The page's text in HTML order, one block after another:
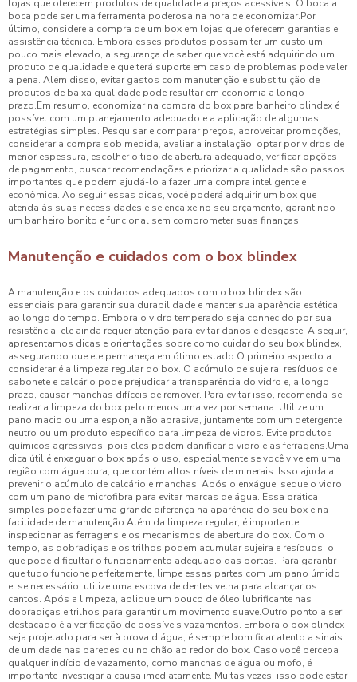
lojas que oferecem produtos de qualidade a preços acessíveis. O boca a
boca pode ser uma ferramenta poderosa na hora de economizar.Por
último, considere a compra de um box em lojas que oferecem garantias e
assistência técnica. Embora esses produtos possam ter um custo um
pouco mais elevado, a segurança de saber que você está adquirindo um
produto de qualidade e que terá suporte em caso de problemas pode valer
a pena. Além disso, evitar gastos com manutenção e substituição de
produtos de baixa qualidade pode resultar em economia a longo
prazo.Em resumo, economizar na compra do box para banheiro blindex é
possível com um planejamento adequado e a aplicação de algumas
estratégias simples. Pesquisar e comparar preços, aproveitar promoções,
considerar a compra sob medida, avaliar a instalação, optar por vidros de
menor espessura, escolher o tipo de abertura adequado, verificar opções
de pagamento, buscar recomendações e priorizar a qualidade são passos
importantes que podem ajudá-lo a fazer uma compra inteligente e
econômica. Ao seguir essas dicas, você poderá adquirir um box que
atenda às suas necessidades e se encaixe no seu orçamento, garantindo
um banheiro bonito e funcional sem comprometer suas finanças.
Manutenção e cuidados com o box blindex
A manutenção e os cuidados adequados com o box blindex são
essenciais para garantir sua durabilidade e manter sua aparência estética
ao longo do tempo. Embora o vidro temperado seja conhecido por sua
resistência, ele ainda requer atenção para evitar danos e desgaste. A seguir,
apresentamos dicas e orientações sobre como cuidar do seu box blindex,
assegurando que ele permaneça em ótimo estado.O primeiro aspecto a
considerar é a limpeza regular do box. O acúmulo de sujeira, resíduos de
sabonete e calcário pode prejudicar a transparência do vidro e, a longo
prazo, causar manchas difíceis de remover. Para evitar isso, recomenda-se
realizar a limpeza do box pelo menos uma vez por semana. Utilize um
pano macio ou uma esponja não abrasiva, juntamente com um detergente
neutro ou um produto específico para limpeza de vidros. Evite produtos
químicos agressivos, pois eles podem danificar o vidro e as ferragens.Uma
dica útil é enxaguar o box após o uso, especialmente se você vive em uma
região com água dura, que contém altos níveis de minerais. Isso ajuda a
prevenir o acúmulo de calcário e manchas. Após o enxágue, seque o vidro
com um pano de microfibra para evitar marcas de água. Essa prática
simples pode fazer uma grande diferença na aparência do seu box e na
facilidade de manutenção.Além da limpeza regular, é importante
inspecionar as ferragens e os mecanismos de abertura do box. Com o
tempo, as dobradiças e os trilhos podem acumular sujeira e resíduos, o
que pode dificultar o funcionamento adequado das portas. Para garantir
que tudo funcione perfeitamente, limpe essas partes com um pano úmido
e, se necessário, utilize uma escova de dentes velha para alcançar os
cantos. Após a limpeza, aplique um pouco de óleo lubrificante nas
dobradiças e trilhos para garantir um movimento suave.Outro ponto a ser
destacado é a verificação de possíveis vazamentos. Embora o box blindex
seja projetado para ser à prova d'água, é sempre bom ficar atento a sinais
de umidade nas paredes ou no chão ao redor do box. Caso você perceba
qualquer indício de vazamento, como manchas de água ou mofo, é
importante investigar a causa imediatamente. Muitas vezes, isso pode estar